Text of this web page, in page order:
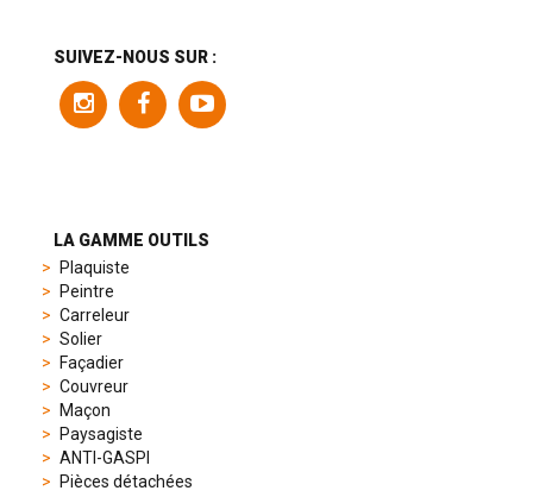
sporty
chronographs
elegant
watches.
model
chosen
SUIVEZ-NOUS SUR :
LA GAMME OUTILS
Plaquiste
Peintre
Carreleur
Solier
Façadier
Couvreur
Maçon
Paysagiste
ANTI-GASPI
Pièces détachées